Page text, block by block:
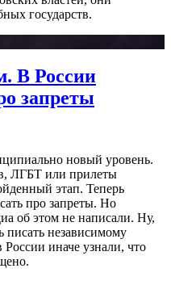
государств.
В России
запреты
новый уровень.
ЛГБТ или прилеты
этап. Теперь
про запреты. Но
об этом не написали. Ну,
независимому
иначе узнали, что